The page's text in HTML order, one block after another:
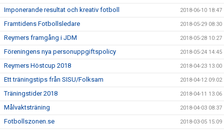
Imponerande resultat och kreativ fotboll 2018-06-10 18:47
Framtidens Fotbollsledare 2018-05-29 08:30
Reymers framgång i JDM 2018-05-28 10:27
Föreningens nya personuppgiftspolicy 2018-05-24 14:45
Reymers Höstcup 2018 2018-04-23 13:00
Ett träningstips från SISU/Folksam 2018-04-12 09:02
Träningstider 2018 2018-04-11 13:06
Målvaktsträning 2018-04-03 08:37
Fotbollszonen.se 2018-03-05 15:09